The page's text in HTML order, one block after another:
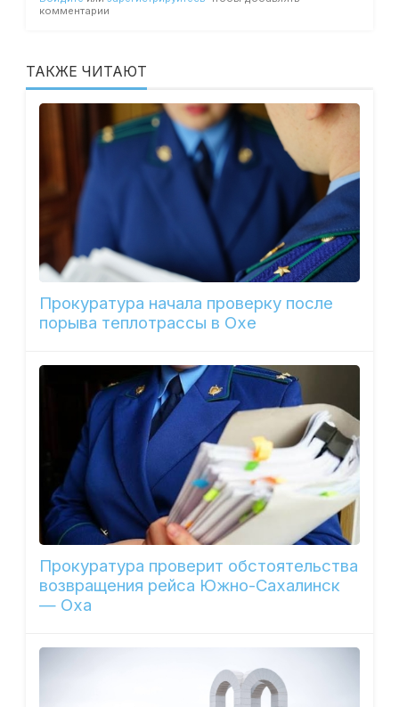
комментарии
ТАКЖЕ ЧИТАЮТ
Прокуратура начала проверку после
порыва теплотрассы в Охе
Прокуратура проверит обстоятельства
возвращения рейса Южно-Сахалинск
— Оха